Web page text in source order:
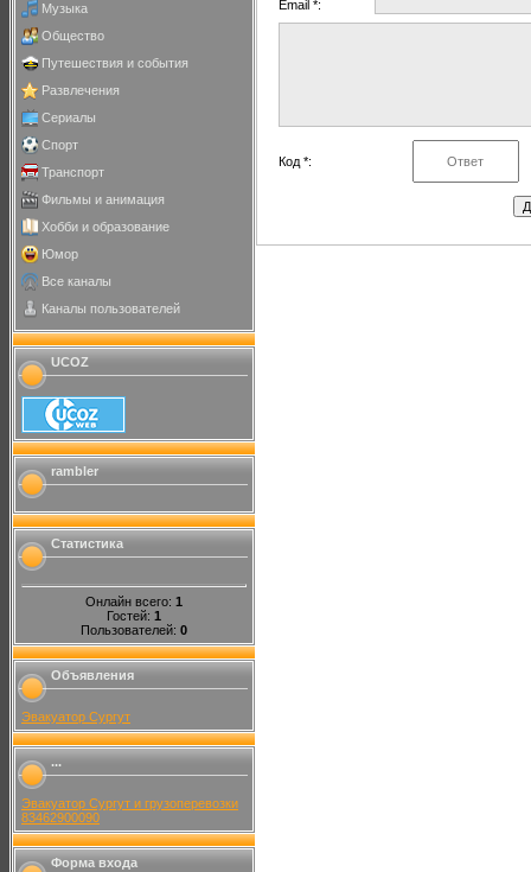
Музыка
Общество
Путешествия и события
Развлечения
Сериалы
Спорт
Транспорт
Фильмы и анимация
Хобби и образование
Юмор
Все каналы
Каналы пользователей
UCOZ
rambler
Статистика
Онлайн всего: 1
Гостей: 1
Пользователей: 0
Объявления
Эвакуатор Сургут
...
Эвакуатор Сургут и грузоперевозки
83462900090
Форма входа
Email *:
Код *: